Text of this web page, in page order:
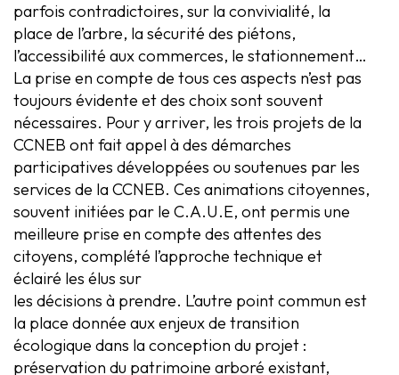
parfois contradictoires, sur la convivialité, la
place de l’arbre, la sécurité des piétons,
l’accessibilité aux commerces, le stationnement…
La prise en compte de tous ces aspects n’est pas
toujours évidente et des choix sont souvent
nécessaires. Pour y arriver, les trois projets de la
CCNEB ont fait appel à des démarches
participatives développées ou soutenues par les
services de la CCNEB. Ces animations citoyennes,
souvent initiées par le C.A.U.E, ont permis une
meilleure prise en compte des attentes des
citoyens, complété l’approche technique et
éclairé les élus sur
les décisions à prendre. L’autre point commun est
la place donnée aux enjeux de transition
écologique dans la conception du projet :
préservation du patrimoine arboré existant,